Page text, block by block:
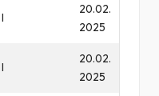
I
20.02.
2025
I
20.02.
2025